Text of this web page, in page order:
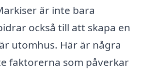
är inte bara
också till att skapa en
utomhus. Här är några
faktorerna som påverkar